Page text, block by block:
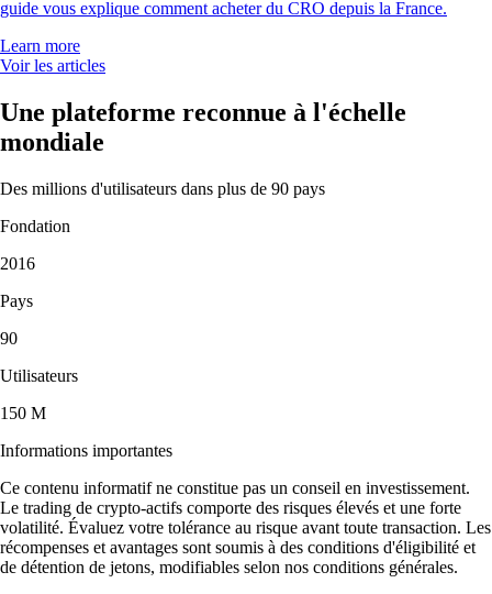
guide vous explique comment acheter du CRO depuis la France.
Learn more
Voir les articles
Une plateforme reconnue à l'échelle
mondiale
Des millions d'utilisateurs dans plus de 90 pays
Fondation
2016
Pays
90
Utilisateurs
150 M
Informations importantes
Ce contenu informatif ne constitue pas un conseil en investissement.
Le trading de crypto-actifs comporte des risques élevés et une forte
volatilité. Évaluez votre tolérance au risque avant toute transaction. Les
récompenses et avantages sont soumis à des conditions d'éligibilité et
de détention de jetons, modifiables selon nos conditions générales.